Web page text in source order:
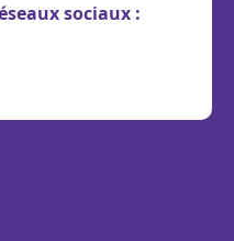
sociaux :